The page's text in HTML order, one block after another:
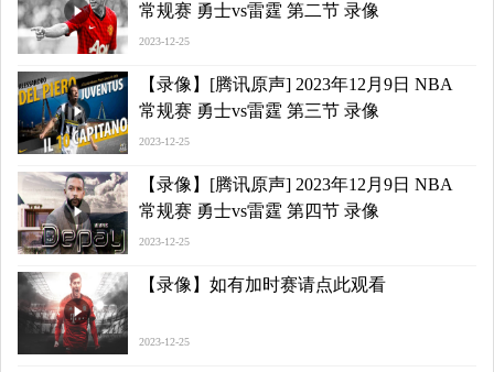
常规赛 勇士vs雷霆 第二节 录像
2023-12-25
【录像】[腾讯原声] 2023年12月9日 NBA
常规赛 勇士vs雷霆 第三节 录像
2023-12-25
【录像】[腾讯原声] 2023年12月9日 NBA
常规赛 勇士vs雷霆 第四节 录像
2023-12-25
【录像】如有加时赛请点此观看
2023-12-25